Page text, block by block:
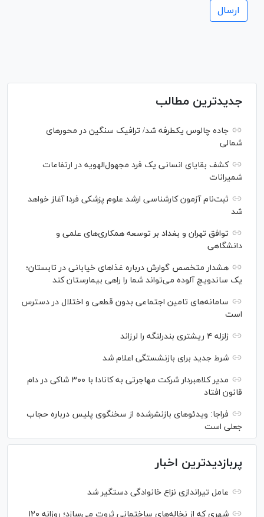
جدیدترین مطالب
جاده چالوس یکطرفه شد/ ترافیک سنگین در محورهای
شمالی
کشف بقایای انسانی یک فرد مجهول‌الهویه در ارتفاعات
شمیرانات
ثبت‌نام آزمون کارشناسی ارشد علوم پزشکی فردا آغاز خواهد
شد
توافق تهران و بغداد بر توسعه همکاری‌های علمی و
دانشگاهی
هشدار متخصص گوارش درباره غذا‌های خیابانی در تابستان؛
یک ساندویچ آلوده می‌تواند شما را راهی بیمارستان کند
سامانه‌های تامین اجتماعی بدون قطعی و اختلال در دسترس
است
زلزله ۴ ریشتری بندرلنگه را لرزاند
شرط جدید برای بازنشستگی اعلام شد
مدیر کلاهبردار شرکت مهاجرتی به کانادا با ۳۰۰ شاکی در دام
قانون افتاد
فراجا: ویدئو‌های بازنشرشده از سخنگوی پلیس درباره حجاب
جعلی است
پربازدیدترین اخبار
عامل تیراندازی نزاع خانوادگی دستگیر شد
شهری که از نخاله‌های ساختمانی ثروت می‌سازد؛ روزانه ۱۲۰